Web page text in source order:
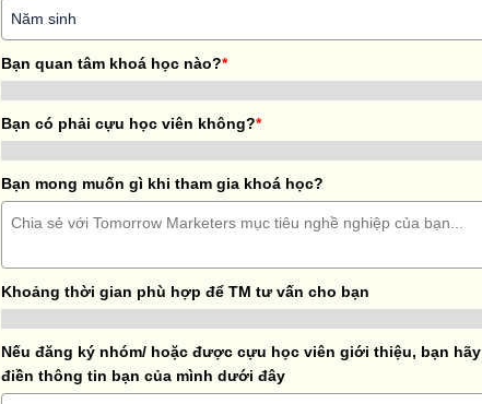
Bạn quan tâm khoá học nào?*
Bạn có phải cựu học viên không?*
Bạn mong muốn gì khi tham gia khoá học?
Khoảng thời gian phù hợp để TM tư vấn cho bạn
Nếu đăng ký nhóm/ hoặc được cựu học viên giới thiệu, bạn hãy
điền thông tin bạn của mình dưới đây